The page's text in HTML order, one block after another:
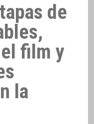
de
film y
la